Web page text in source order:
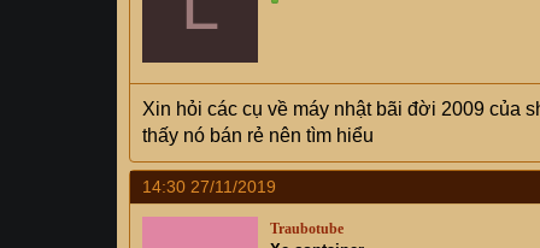
Xin hỏi các cụ về máy nhật bãi đời 2009 của
thấy nó bán rẻ nên tìm hiểu
14:30 27/11/2019
Traubotube